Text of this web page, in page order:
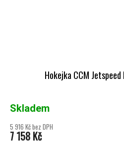
Hokejka CCM Jetspeed
Skladem
5 916 Kč bez DPH
7 158 Kč